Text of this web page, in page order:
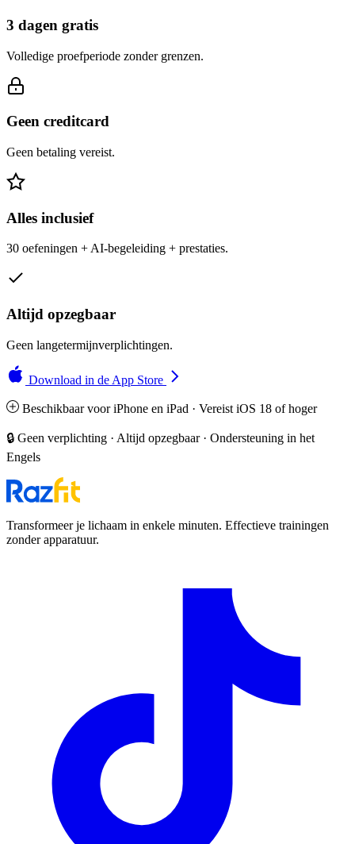
3 dagen gratis
Volledige proefperiode zonder grenzen.
Geen creditcard
Geen betaling vereist.
Alles inclusief
30 oefeningen + AI-begeleiding + prestaties.
Altijd opzegbaar
Geen langetermijnverplichtingen.
Download in de App Store
Beschikbaar voor iPhone en iPad · Vereist iOS 18 of hoger
🔒 Geen verplichting · Altijd opzegbaar · Ondersteuning in het
Engels
Transformeer je lichaam in enkele minuten. Effectieve trainingen
zonder apparatuur.